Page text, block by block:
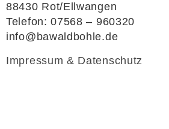
88430 Rot/Ellwangen
Telefon: 07568 – 960320
info@bawaldbohle.de
Impressum & Datenschutz